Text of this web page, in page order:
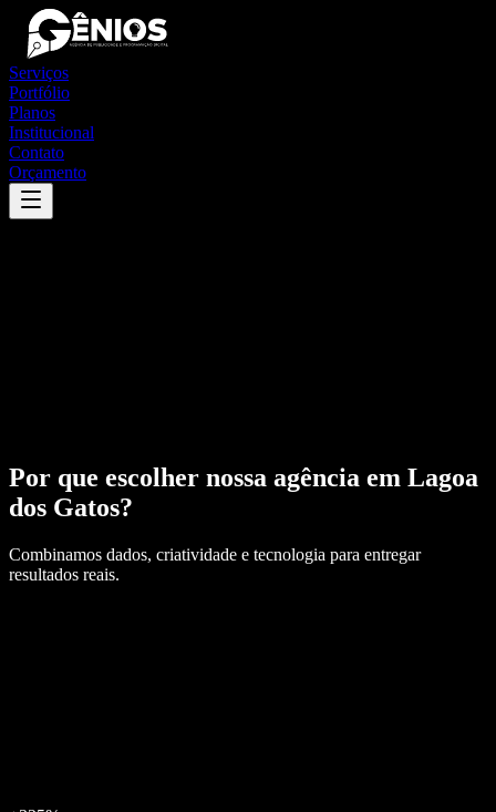
Serviços
Portfólio
Planos
Institucional
Contato
Orçamento
Por que escolher nossa agência em Lagoa
dos Gatos?
Combinamos dados, criatividade e tecnologia para entregar
resultados reais.